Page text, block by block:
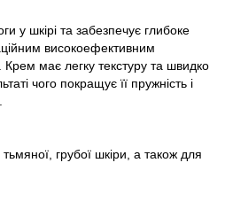
у шкірі та забезпечує глибоке
високоефективним
Крем має легку текстуру та швидко
чого покращує її пружність і
тьмяної, грубої шкіри, а також для